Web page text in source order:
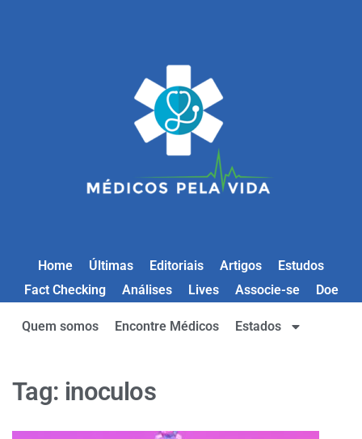
Home Últimas Editoriais Artigos
Estudos
Fact Checking
Análises Lives Associe-se Doe
Quem somos Encontre Médicos Estados
Tag: inoculos